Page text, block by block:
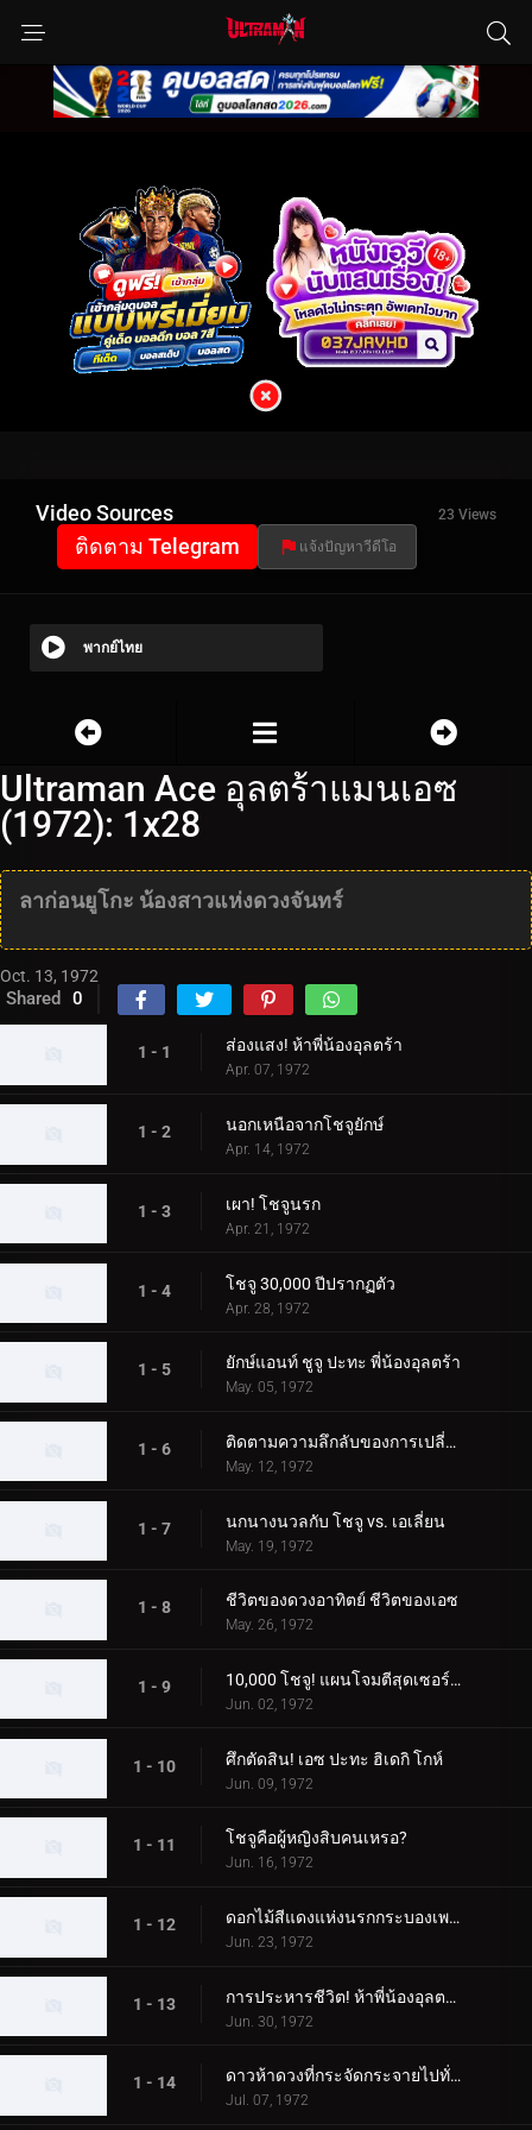
Video Sources 23 Views
ติดตาม Telegram แจ้งปัญหาวีดีโอ
พากย์ไทย
Ultraman Ace อุลตร้าแมนเอซ
(1972): 1x28
ลาก่อนยูโกะ น้องสาวแห่งดวงจันทร์
Oct. 13, 1972
Shared 0
1 - 1 ส่องแสง! ห้าพี่น้องอุลตร้า
Apr. 07, 1972
1 - 2 นอกเหนือจากโชจูยักษ์
Apr. 14, 1972
1 - 3 เผา! โชจูนรก
Apr. 21, 1972
1 - 4 โชจู 30,000 ปีปรากฏตัว
Apr. 28, 1972
1 - 5 ยักษ์แอนท์ ชูจู ปะทะ พี่น้องอุลตร้า
May. 05, 1972
1 - 6 ติดตามความลึกลับของการเปลี่ยนแปลง Chouju
May. 12, 1972
1 - 7 นกนางนวลกับ โชจู vs. เอเลี่ยน
May. 19, 1972
1 - 8 ชีวิตของดวงอาทิตย์ ชีวิตของเอซ
May. 26, 1972
1 - 9 10,000 โชจู! แผนโจมตีสุดเซอร์ไพรส์
Jun. 02, 1972
1 - 10 ศึกตัดสิน! เอซ ปะทะ ฮิเดกิ โกห์
Jun. 09, 1972
1 - 11 โชจูคือผู้หญิงสิบคนเหรอ?
Jun. 16, 1972
1 - 12 ดอกไม้สีแดงแห่งนรกกระบองเพชร
Jun. 23, 1972
1 - 13 การประหารชีวิต! ห้าพี่น้องอุลตร้า
Jun. 30, 1972
1 - 14 ดาวห้าดวงที่กระจัดกระจายไปทั่วกาแล็กซี
Jul. 07, 1972